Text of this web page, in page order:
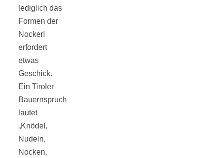
lediglich das
Formen der
Nockerl
erfordert
etwas
Geschick.
Ein Tiroler
Bauernspruch
lautet
„Knödel,
Nudeln,
Nocken,